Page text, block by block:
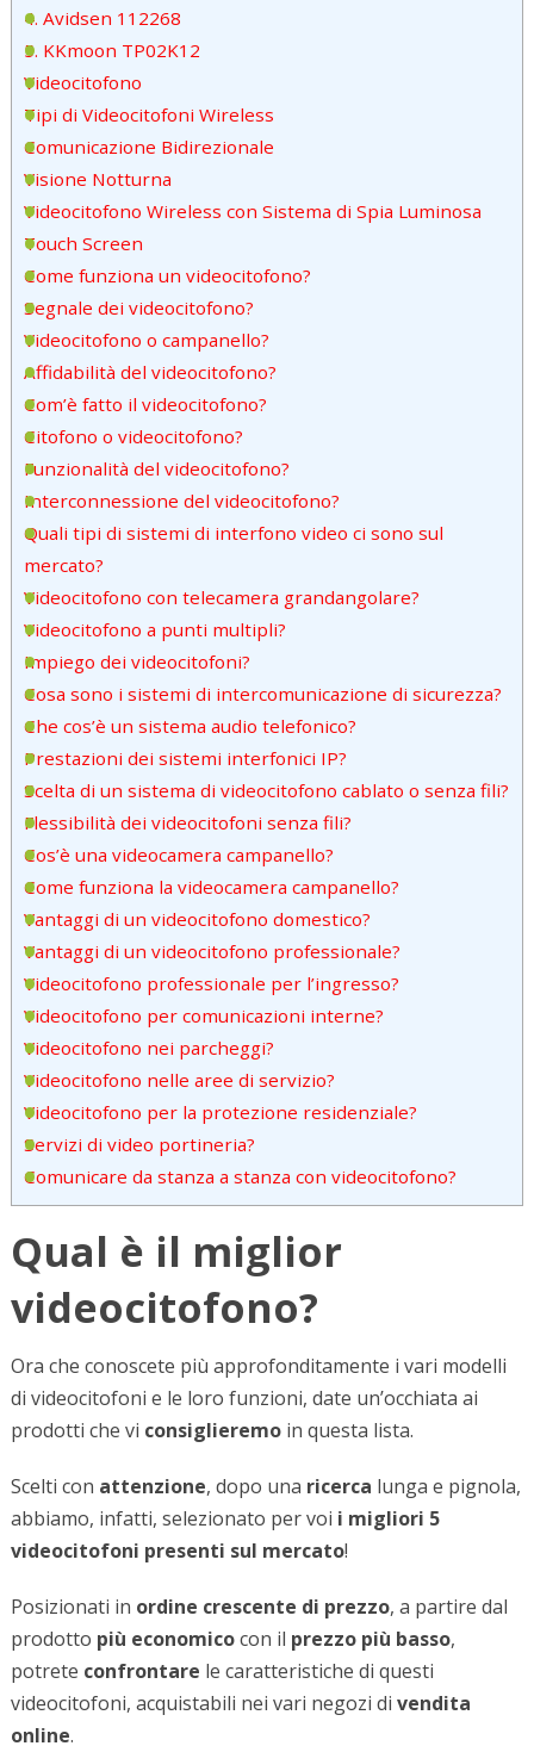
4. Avidsen 112268
5. KKmoon TP02K12
Videocitofono
Tipi di Videocitofoni Wireless
Comunicazione Bidirezionale
Visione Notturna
Videocitofono Wireless con Sistema di Spia Luminosa
Touch Screen
Come funziona un videocitofono?
Segnale dei videocitofono?
Videocitofono o campanello?
Affidabilità del videocitofono?
Com’è fatto il videocitofono?
Citofono o videocitofono?
Funzionalità del videocitofono?
Interconnessione del videocitofono?
Quali tipi di sistemi di interfono video ci sono sul
mercato?
Videocitofono con telecamera grandangolare?
Videocitofono a punti multipli?
Impiego dei videocitofoni?
Cosa sono i sistemi di intercomunicazione di sicurezza?
Che cos’è un sistema audio telefonico?
Prestazioni dei sistemi interfonici IP?
Scelta di un sistema di videocitofono cablato o senza fili?
Flessibilità dei videocitofoni senza fili?
Cos’è una videocamera campanello?
Come funziona la videocamera campanello?
Vantaggi di un videocitofono domestico?
Vantaggi di un videocitofono professionale?
Videocitofono professionale per l’ingresso?
Videocitofono per comunicazioni interne?
Videocitofono nei parcheggi?
Videocitofono nelle aree di servizio?
Videocitofono per la protezione residenziale?
Servizi di video portineria?
Comunicare da stanza a stanza con videocitofono?
Qual è il miglior
videocitofono?
Ora che conoscete più approfonditamente i vari modelli
di videocitofoni e le loro funzioni, date un’occhiata ai
prodotti che vi consiglieremo in questa lista.
Scelti con attenzione, dopo una ricerca lunga e pignola,
abbiamo, infatti, selezionato per voi i migliori 5
videocitofoni presenti sul mercato!
Posizionati in ordine crescente di prezzo, a partire dal
prodotto più economicocon il prezzo più basso,
potrete confrontare le caratteristiche di questi
videocitofoni, acquistabili nei vari negozi di vendita
online.